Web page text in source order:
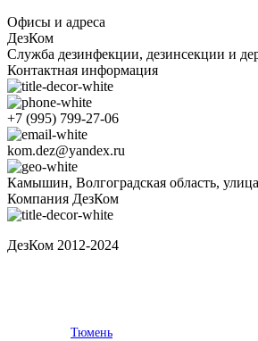
Офисы и адреса
ДезКом
Служба дезинфекции, дезинсекции и
Контактная информация
+7 (995) 799-27-06
kom.dez@yandex.ru
Камышин, Волгоградская область,
Компания ДезКом
ДезКом 2012-2024
Тюмень